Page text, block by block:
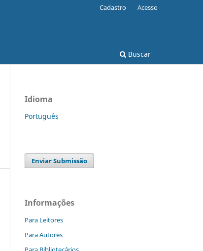
Buscar
Cadastro Acesso
Idioma
Português
Enviar Submissão
Informações
Para Leitores
Para Autores